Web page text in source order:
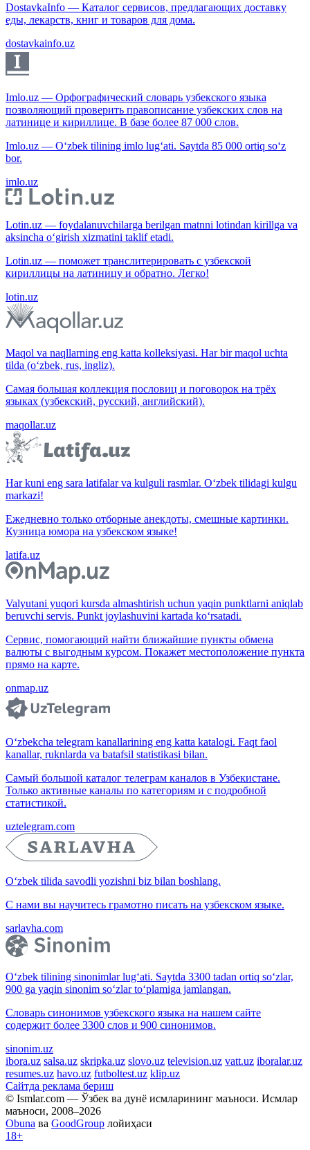
DostavkaInfo — Каталог сервисов, предлагающих доставку
еды, лекарств, книг и товаров для дома.
dostavkainfo.uz
Imlo.uz — Орфографический словарь узбекского языка
позволяющий проверить правописание узбекских слов на
латинице и кириллице. В базе более 87 000 слов.
Imlo.uz — O‘zbek tilining imlo lug‘ati. Saytda 85 000 ortiq so‘z
bor.
imlo.uz
Lotin.uz — foydalanuvchilarga berilgan matnni lotindan kirillga va
aksincha o‘girish xizmatini taklif etadi.
Lotin.uz — поможет транслитерировать с узбекской
кириллицы на латиницу и обратно. Легко!
lotin.uz
Maqol va naqllarning eng katta kolleksiyasi. Har bir maqol uchta
tilda (o‘zbek, rus, ingliz).
Самая большая коллекция пословиц и поговорок на трёх
языках (узбекский, русский, английский).
maqollar.uz
Har kuni eng sara latifalar va kulguli rasmlar. O‘zbek tilidagi kulgu
markazi!
Ежедневно только отборные анекдоты, смешные картинки.
Кузница юмора на узбекском языке!
latifa.uz
Valyutani yuqori kursda almashtirish uchun yaqin punktlarni aniqlab
beruvchi servis. Punkt joylashuvini kartada ko‘rsatadi.
Сервис, помогающий найти ближайшие пункты обмена
валюты с выгодным курсом. Покажет местоположение пункта
прямо на карте.
onmap.uz
O‘zbekcha telegram kanallarining eng katta katalogi. Faqt faol
kanallar, ruknlarda va batafsil statistikasi bilan.
Самый большой каталог телеграм каналов в Узбекистане.
Только активные каналы по категориям и с подробной
статистикой.
uztelegram.com
O‘zbek tilida savodli yozishni biz bilan boshlang.
С нами вы научитесь грамотно писать на узбекском языке.
sarlavha.com
O‘zbek tilining sinonimlar lug‘ati. Saytda 3300 tadan ortiq so‘zlar,
900 ga yaqin sinonim so‘zlar to‘plamiga jamlangan.
Словарь синонимов узбекского языка на нашем сайте
содержит более 3300 слов и 900 синонимов.
sinonim.uz
ibora.uz salsa.uz skripka.uz slovo.uz television.uz vatt.uz iboralar.uz
resumes.uz havo.uz futboltest.uz klip.uz
Сайтда реклама бериш
© Ismlar.com — Ўзбек ва дунё исмларининг маъноси. Исмлар
маъноси, 2008–2026
Obuna ва GoodGroup лойиҳаси
18+